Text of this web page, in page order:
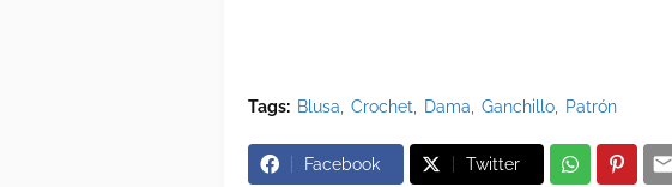
Tags: Blusa Crochet Dama Ganchillo Patrón
Facebook Twitter